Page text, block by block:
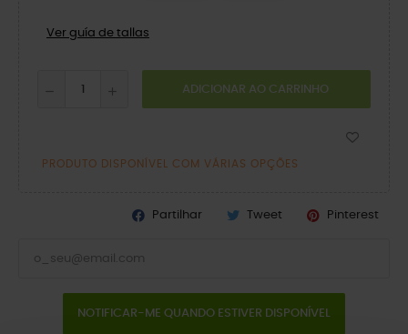
Ver guía de tallas
ADICIONAR AO CARRINHO
PRODUTO DISPONÍVEL COM VÁRIAS OPÇÕES
Partilhar Tweet Pinterest
NOTIFICAR-ME QUANDO ESTIVER DISPONÍVEL